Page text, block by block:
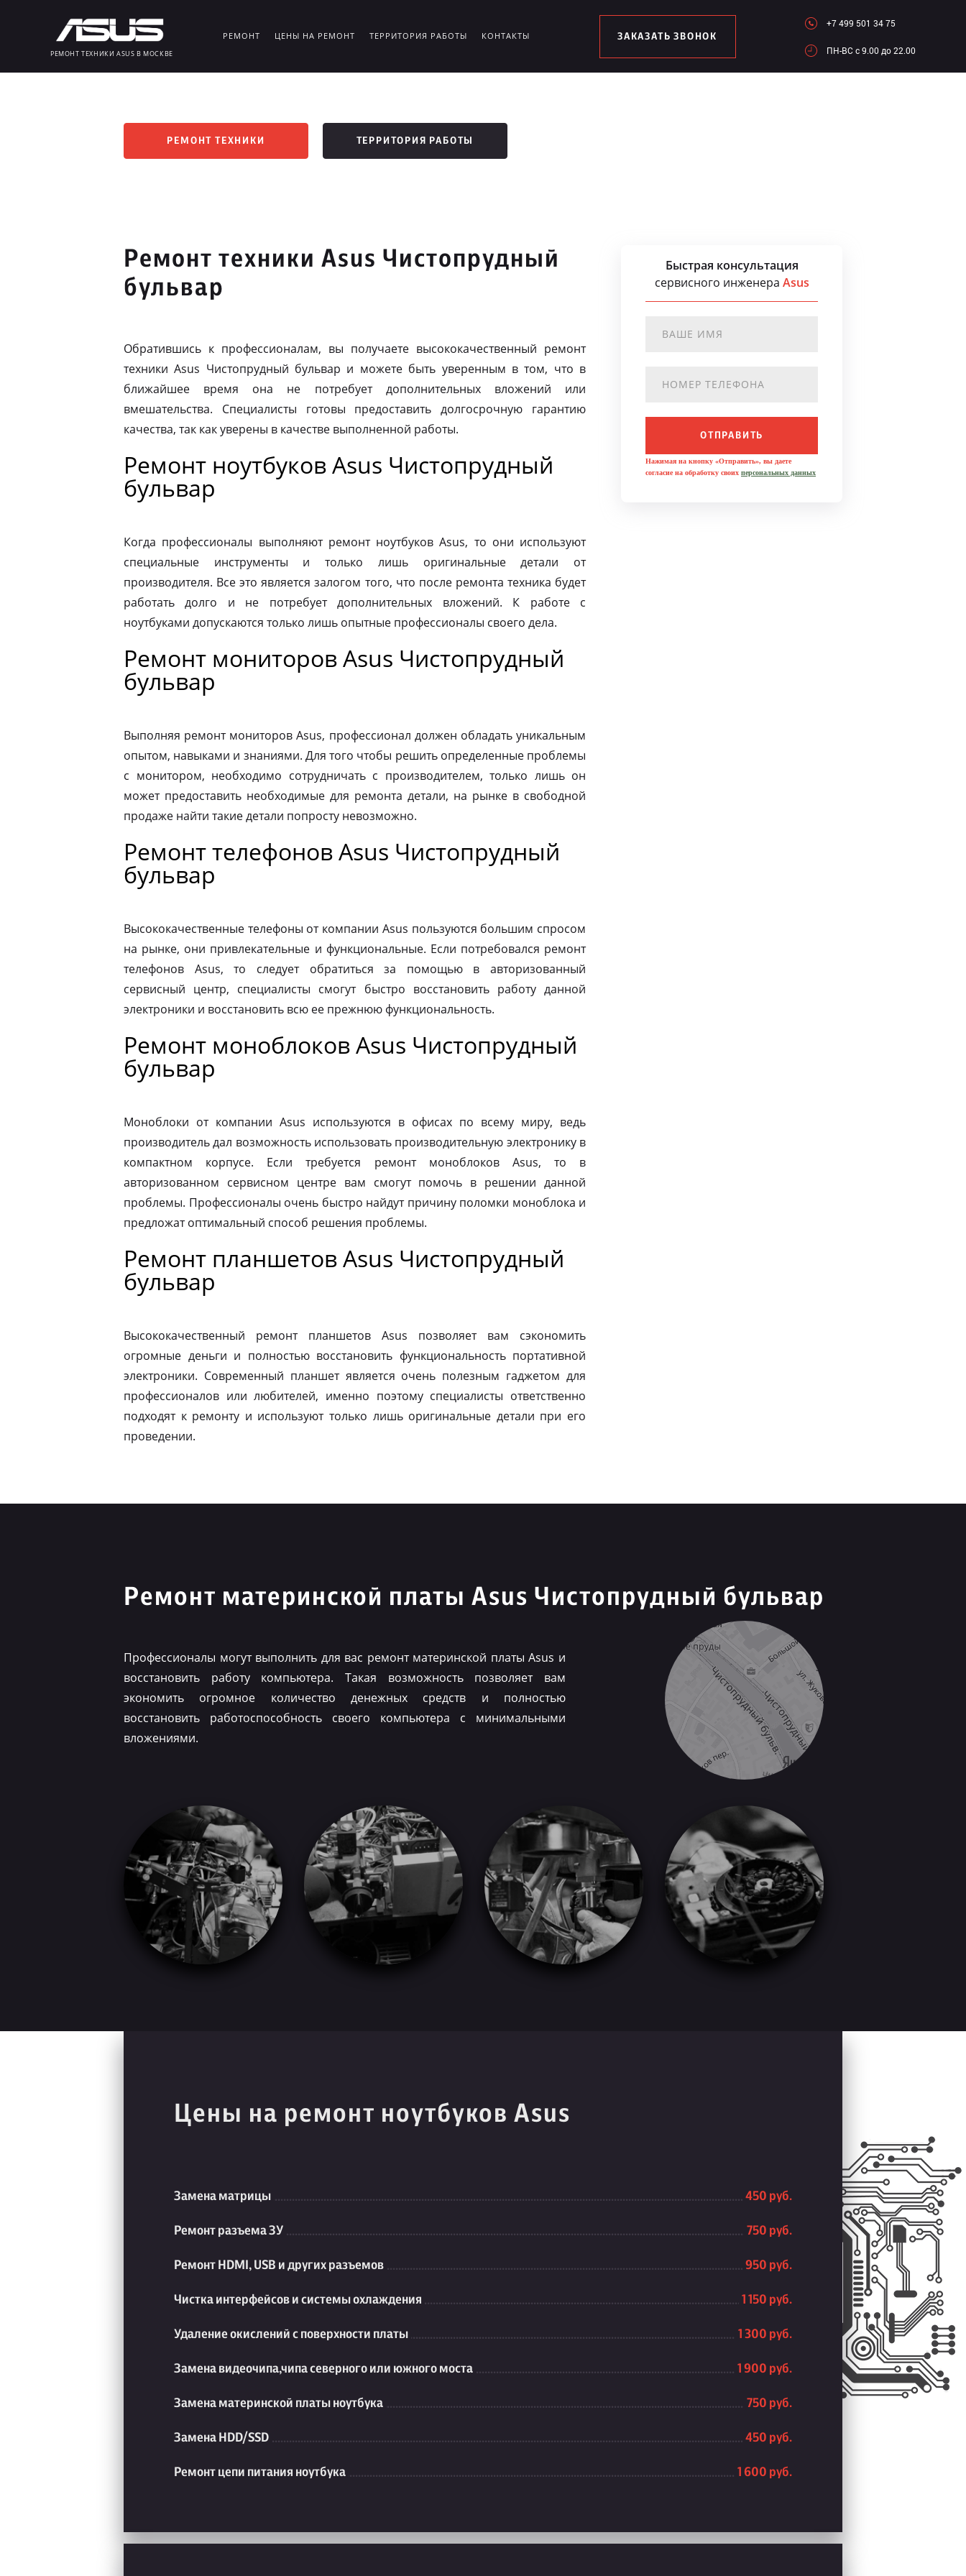
РЕМОНТ ТЕХНИКИ ASUS В МОСКВЕ
РЕМОНТ ЦЕНЫ НА РЕМОНТ ТЕРРИТОРИЯ РАБОТЫ КОНТАКТЫ ЗАКАЗАТЬ ЗВОНОК
+7 499 501 34 75
ПН-ВC c 9.00 до 22.00
РЕМОНТ ТЕХНИКИ ТЕРРИТОРИЯ РАБОТЫ
Ремонт техники Asus Чистопрудный
бульвар
Обратившись к профессионалам, вы получаете высококачественный ремонт
техники Asus Чистопрудный бульвар и можете быть уверенным в том, что в
ближайшее время она не потребует дополнительных вложений или
вмешательства. Специалисты готовы предоставить долгосрочную гарантию
качества, так как уверены в качестве выполненной работы.
Ремонт ноутбуков Asus Чистопрудный
бульвар
Когда профессионалы выполняют ремонт ноутбуков Asus, то они используют
специальные инструменты и только лишь оригинальные детали от
производителя. Все это является залогом того, что после ремонта техника будет
работать долго и не потребует дополнительных вложений. К работе с
ноутбуками допускаются только лишь опытные профессионалы своего дела.
Ремонт мониторов Asus Чистопрудный
бульвар
Выполняя ремонт мониторов Asus, профессионал должен обладать уникальным
опытом, навыками и знаниями. Для того чтобы решить определенные проблемы
с монитором, необходимо сотрудничать с производителем, только лишь он
может предоставить необходимые для ремонта детали, на рынке в свободной
продаже найти такие детали попросту невозможно.
Ремонт телефонов Asus Чистопрудный
бульвар
Высококачественные телефоны от компании Asus пользуются большим спросом
на рынке, они привлекательные и функциональные. Если потребовался ремонт
телефонов Asus, то следует обратиться за помощью в авторизованный
сервисный центр, специалисты смогут быстро восстановить работу данной
электроники и восстановить всю ее прежнюю функциональность.
Ремонт моноблоков Asus Чистопрудный
бульвар
Моноблоки от компании Asus используются в офисах по всему миру, ведь
производитель дал возможность использовать производительную электронику в
компактном корпусе. Если требуется ремонт моноблоков Asus, то в
авторизованном сервисном центре вам смогут помочь в решении данной
проблемы. Профессионалы очень быстро найдут причину поломки моноблока и
предложат оптимальный способ решения проблемы.
Ремонт планшетов Asus Чистопрудный
бульвар
Высококачественный ремонт планшетов Asus позволяет вам сэкономить
огромные деньги и полностью восстановить функциональность портативной
электроники. Современный планшет является очень полезным гаджетом для
профессионалов или любителей, именно поэтому специалисты ответственно
подходят к ремонту и используют только лишь оригинальные детали при его
проведении.
Быстрая консультация
сервисного инженера Asus
ОТПРАВИТЬ
Нажимая на кнопку «Отправить», вы даете
согласие на обработку своих персональных данных
Ремонт материнской платы Asus Чистопрудный бульвар
Профессионалы могут выполнить для вас ремонт материнской платы Asus и
восстановить работу компьютера. Такая возможность позволяет вам
экономить огромное количество денежных средств и полностью
восстановить работоспособность своего компьютера с минимальными
вложениями.
Цены на ремонт ноутбуков Asus
Замена матрицы 450 руб.
Ремонт разъема ЗУ 750 руб.
Ремонт HDMI, USB и других разъемов 950 руб.
Чистка интерфейсов и системы охлаждения 1 150 руб.
Удаление окислений с поверхности платы 1 300 руб.
Замена видеочипа,чипа северного или южного моста 1 900 руб.
Замена материнской платы ноутбука 750 руб.
Замена HDD/SSD 450 руб.
Ремонт цепи питания ноутбука 1 600 руб.